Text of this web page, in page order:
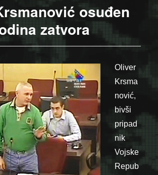
osuđen
zatvora
Oliver
Krsma
nović,
bivši
pripad
nik
Vojske
Repub